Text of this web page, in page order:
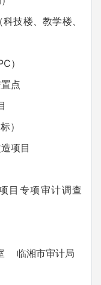
技楼、教学楼、
）
点
）
项目
专项审计调查
临湘市审计局